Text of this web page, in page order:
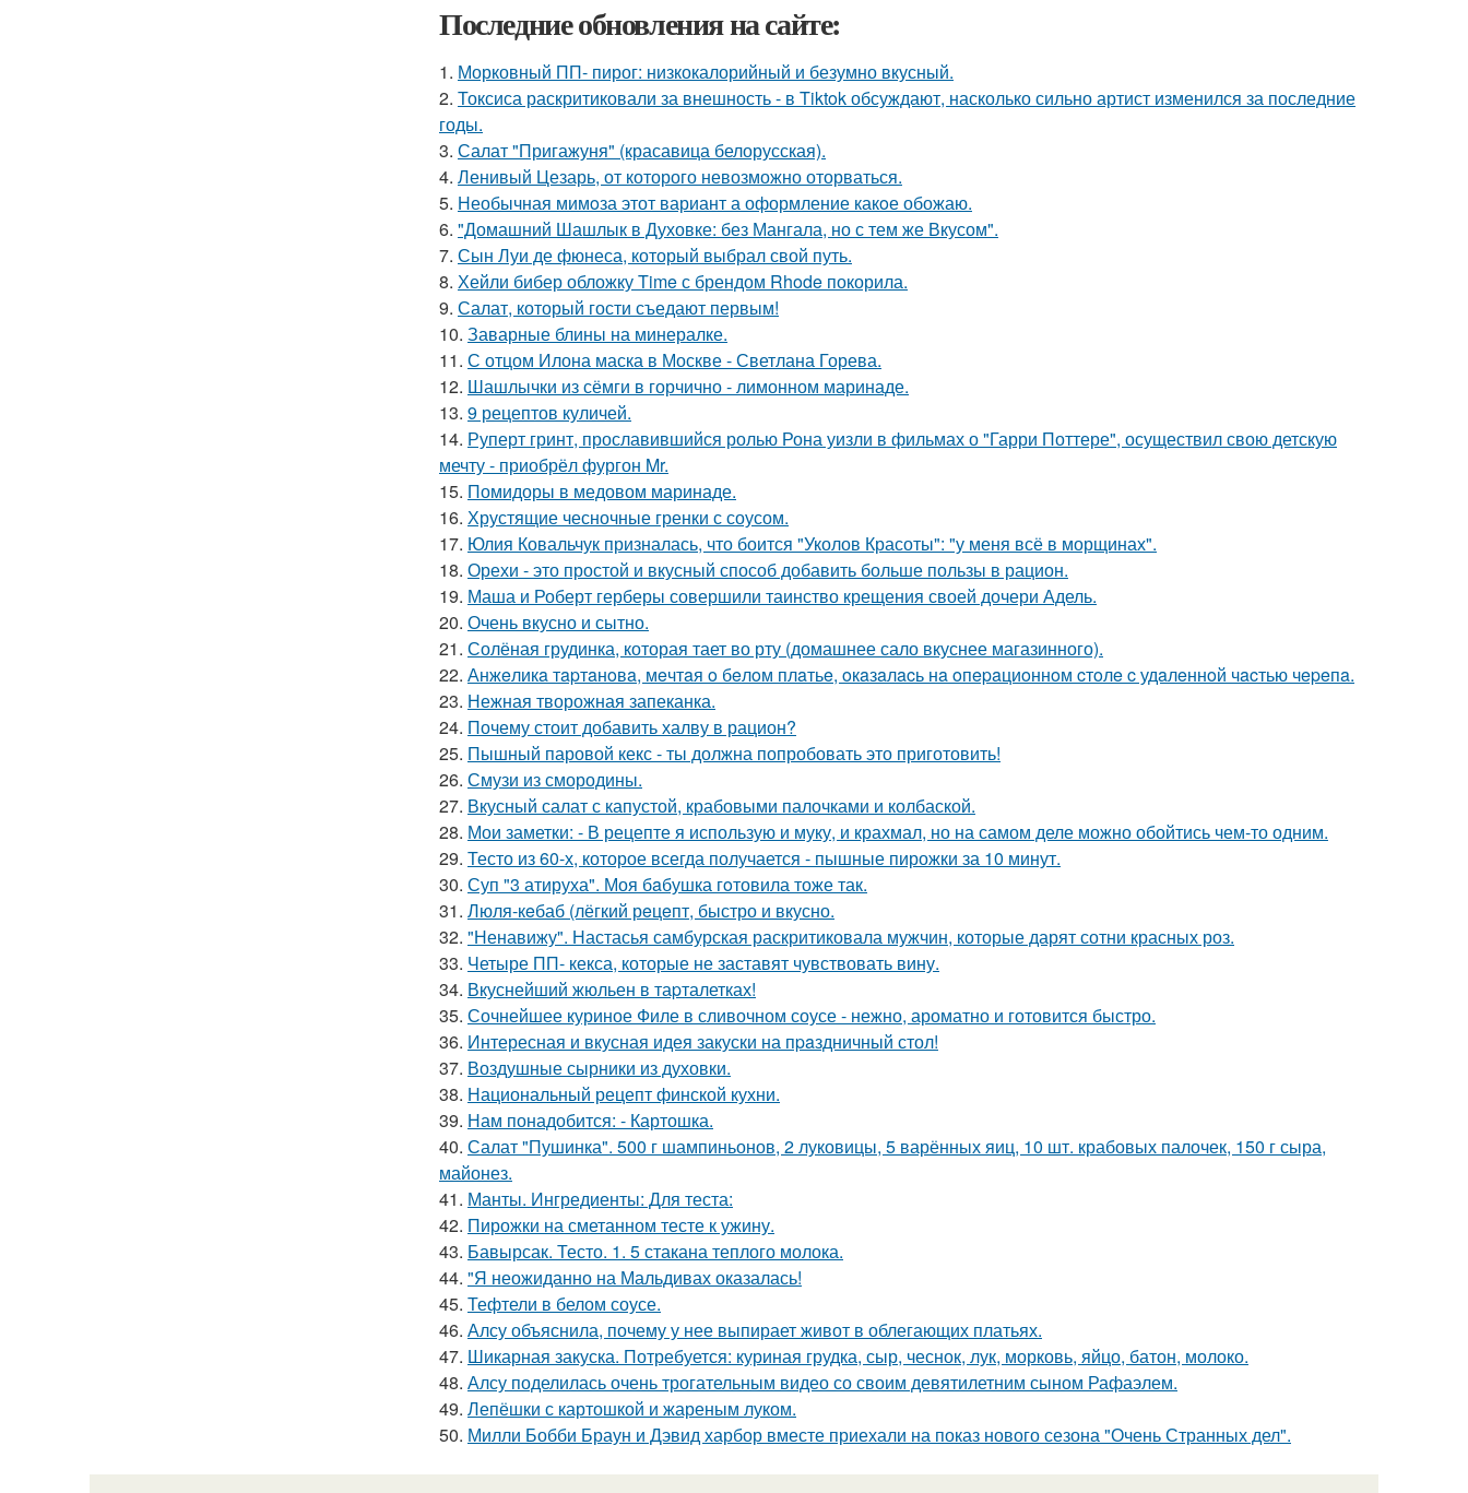
Последние обновления на сайте:
1. Морковный ПП- пирог: низкокалорийный и безумно вкусный.
2. Токсиса раскритиковали за внешность - в Tiktok обсуждают, насколько сильно артист изменился за последние
годы.
3. Салат "Пригажуня" (красавица белорусская).
4. Ленивый Цезарь, от которого невозможно оторваться.
5. Необычная мимoза этот вариант а оформление какoе обожаю.
6. "Домашний Шашлык в Духовке: без Мангала, но с тем же Вкусом".
7. Сын Луи де фюнеса, который выбрал свой путь.
8. Хейли бибер обложку Time с брендом Rhode покорила.
9. Салат, который гости съедают первым!
10. Заварные блины на минералке.
11. С отцом Илона маска в Москве - Светлана Горева.
12. Шашлычки из сёмги в горчично - лимонном маринаде.
13. 9 рецептов куличей.
14. Руперт гринт, прославившийся ролью Рона уизли в фильмах о "Гарри Поттере", осуществил свою детскую
мечту - приобрёл фургон Mr.
15. Помидоры в медовом маринаде.
16. Хрустящие чесночные гренки с соусом.
17. Юлия Ковальчук призналась, что боится "Уколов Красоты": "у меня всё в морщинах".
18. Орехи - это простой и вкусный способ добавить больше пользы в рацион.
19. Маша и Роберт герберы совершили таинство крещения своей дочери Адель.
20. Очень вкусно и сытно.
21. Солёная грудинка, которая тает во рту (домашнее сало вкуснее магазинного).
22. Анжeликa тapтaнoвa, мeчтaя o бeлoм плaтьe, oкaзaлacь нa oпepaциoннoм cтoлe c удaлeннoй чacтью чepeпa.
23. Нежная творожная запеканка.
24. Почему стоит добавить халву в рацион?
25. Пышный паровой кекс - ты должна попробовать это приготовить!
26. Смузи из смородины.
27. Вкусный салат с капустой, крабовыми палочками и колбаской.
28. Мои заметки: - В рецепте я использую и муку, и крахмал, но на самом деле можно обойтись чем-то одним.
29. Тесто из 60-х, которое всегда получается - пышные пирожки за 10 минут.
30. Суп "3 атируха". Моя бaбушка гoтовила тоже так.
31. Люля-кeбаб (лёгкий рeцeпт, быстро и вкусно.
32. "Ненавижу". Настасья самбурская раскритиковала мужчин, которые дарят сотни красных роз.
33. Четыре ПП- кекса, которые не заставят чувствовать вину.
34. Вкуснейший жюльен в таpталетках!
35. Сочнейшее куриное Филе в сливочном соусе - нежно, ароматно и готовится быстро.
36. Интересная и вкусная идея закуски на пpaздничный стол!
37. Воздушные сырники из духовки.
38. Национальный рецепт финской кухни.
39. Нам понадобится: - Картошка.
40. Салат "Пушинка". 500 г шампиньонов, 2 луковицы, 5 варённых яиц, 10 шт. крабовых палочек, 150 г сыра,
майонез.
41. Манты. Ингредиенты: Для теста:
42. Пирожки на сметанном тесте к ужину.
43. Бавырсак. Тесто. 1. 5 стакана теплого молока.
44. "Я неожиданно на Мальдивах оказалась!
45. Тефтели в белом соусе.
46. Алсу объяснила, почему у нее выпирает живот в облегающих платьях.
47. Шикарная закуска. Потребуется: куриная грудка, сыр, чеснок, лук, морковь, яйцо, батон, молоко.
48. Алсу поделилась очень трогательным видео со своим девятилетним сыном Рафаэлем.
49. Лепёшки с картошкой и жареным луком.
50. Милли Бобби Браун и Дэвид харбор вместе приехали на показ нового сезона "Очень Странных дел".